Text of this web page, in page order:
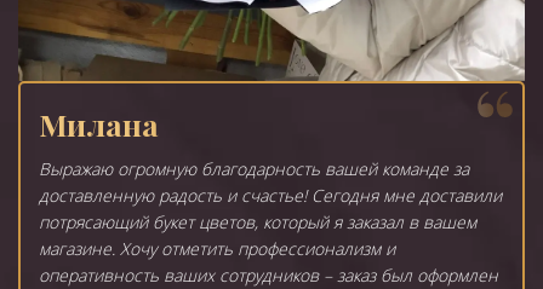
Милана
Выражаю огромную благодарность вашей команде за
доставленную радость и счастье! Сегодня мне доставили
потрясающий букет цветов, который я заказал в вашем
магазине. Хочу отметить профессионализм и
оперативность ваших сотрудников – заказ был оформлен